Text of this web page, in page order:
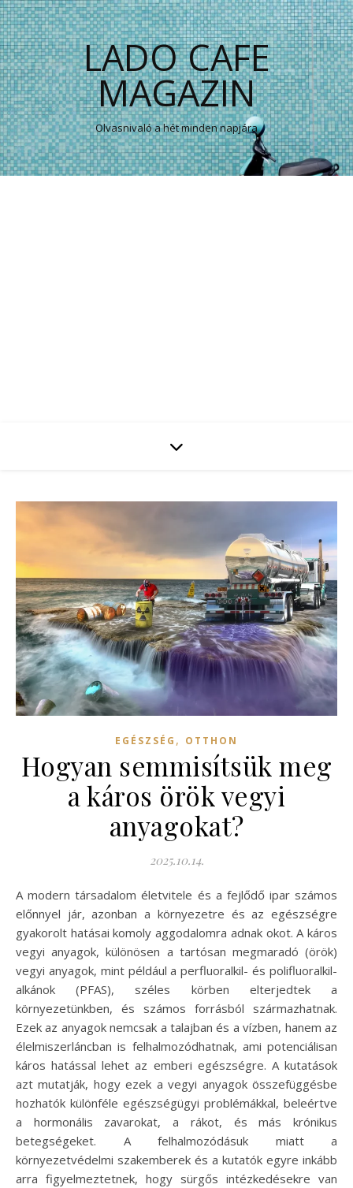
LADO CAFE
MAGAZIN
Olvasnivaló a hét minden napjára
EGÉSZSÉG , OTTHON
Hogyan semmisítsük meg
a káros örök vegyi
anyagokat?
2025.10.14.
A modern társadalom életvitele és a fejlődő ipar számos
előnnyel jár, azonban a környezetre és az egészségre
gyakorolt hatásai komoly aggodalomra adnak okot. A káros
vegyi anyagok, különösen a tartósan megmaradó (örök)
vegyi anyagok, mint például a perfluoralkil- és polifluoralkil-
alkánok (PFAS), széles körben elterjedtek a
környezetünkben, és számos forrásból származhatnak.
Ezek az anyagok nemcsak a talajban és a vízben, hanem az
élelmiszerláncban is felhalmozódhatnak, ami potenciálisan
káros hatással lehet az emberi egészségre. A kutatások
azt mutatják, hogy ezek a vegyi anyagok összefüggésbe
hozhatók különféle egészségügyi problémákkal, beleértve
a hormonális zavarokat, a rákot, és más krónikus
betegségeket. A felhalmozódásuk miatt a
környezetvédelmi szakemberek és a kutatók egyre inkább
arra figyelmeztetnek, hogy sürgős intézkedésekre van